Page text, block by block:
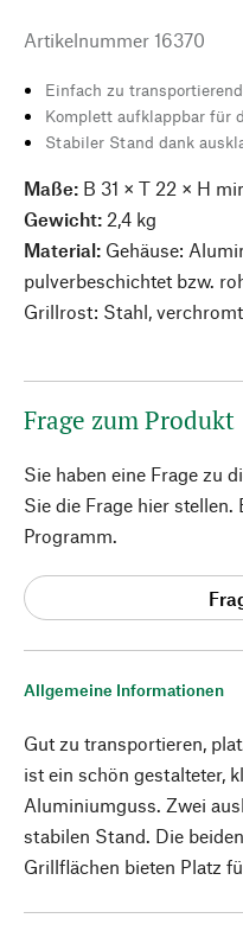
Allgemeine Informationen
Gut zu transportieren,
ist ein schön gestalteter,
Aluminiumguss. Zwei
stabilen Stand. Die
Grillflächen bieten Platz
Artikelnummer 16370
Einfach zu
Komplett aufklappbar für
Stabiler Stand dank
Maße: B 31 × T 22 × H
Gewicht: 2,4 kg
Material: Gehäuse:
pulverbeschichtet bzw.
Grillrost: Stahl, verchromt
Frage zum Produkt
Sie haben eine Frage zu
Sie die Frage hier
Programm.